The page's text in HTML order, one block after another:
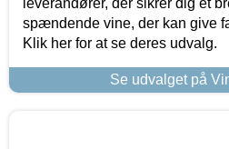
spændende vine, der kan give
Klik her for at se deres udvalg.
Se udvalget på